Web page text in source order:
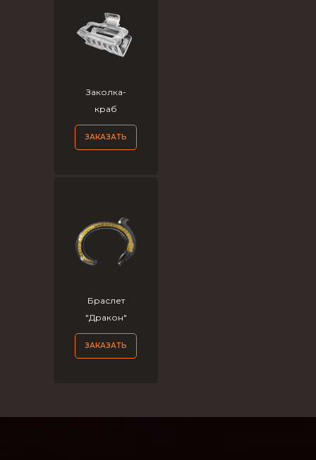
Заколка-
краб
ЗАКАЗАТЬ
Браслет
"Дракон"
ЗАКАЗАТЬ